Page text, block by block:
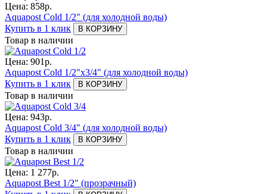
Цена: 858р.
Aquapost Cold 1/2" (для холодной воды)
Купить в 1 клик
В КОРЗИНУ
Товар в наличии
Цена: 901р.
Aquapost Cold 1/2"х3/4" (для холодной воды)
Купить в 1 клик
В КОРЗИНУ
Товар в наличии
Цена: 943р.
Aquapost Cold 3/4" (для холодной воды)
Купить в 1 клик
В КОРЗИНУ
Товар в наличии
Цена: 1 277р.
Aquapost Best 1/2" (прозрачный)